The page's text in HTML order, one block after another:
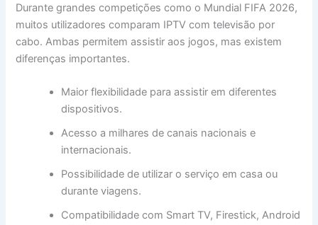
Durante grandes competições como o Mundial FIFA 2026,
muitos utilizadores comparam IPTV com televisão por
cabo. Ambas permitem assistir aos jogos, mas existem
diferenças importantes.
Maior flexibilidade para assistir em diferentes
dispositivos.
Acesso a milhares de canais nacionais e
internacionais.
Possibilidade de utilizar o serviço em casa ou
durante viagens.
Compatibilidade com Smart TV, Firestick, Android